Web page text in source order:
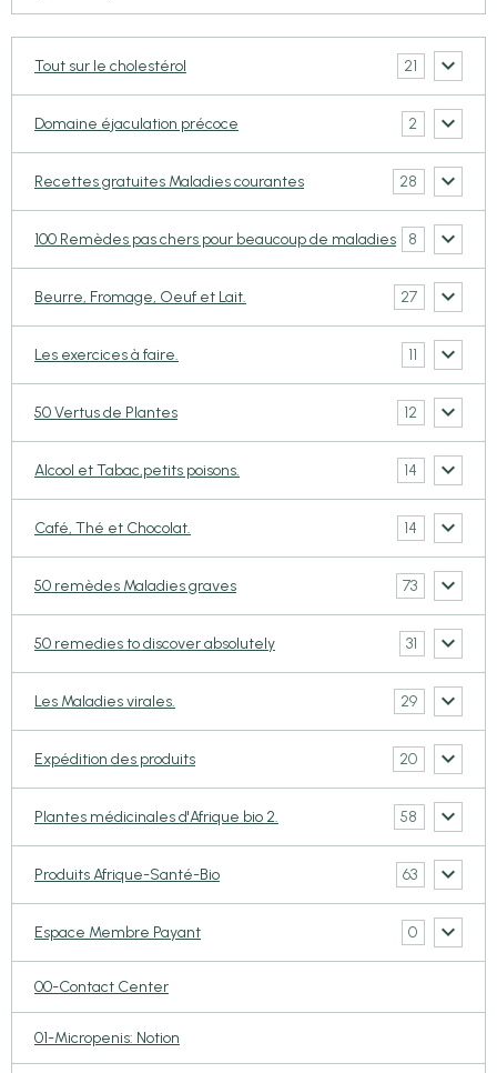
Tout sur le cholestérol 21
Domaine éjaculation précoce 2
Recettes gratuites Maladies courantes 28
100 Remèdes pas chers pour beaucoup de maladies 8
Beurre, Fromage, Oeuf et Lait. 27
Les exercices à faire. 11
50 Vertus de Plantes 12
Alcool et Tabac,petits poisons. 14
Café, Thé et Chocolat. 14
50 remèdes Maladies graves 73
50 remedies to discover absolutely 31
Les Maladies virales. 29
Expédition des produits 20
Plantes médicinales d'Afrique bio 2. 58
Produits Afrique-Santé-Bio 63
Espace Membre Payant 0
00-Contact Center
01-Micropenis: Notion